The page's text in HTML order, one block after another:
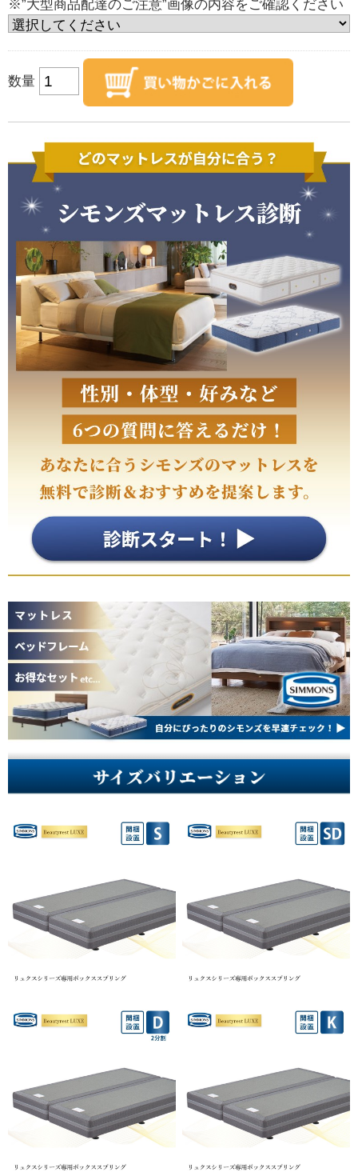
※”大型商品配達のご注意”画像の内容をご確認ください
数量